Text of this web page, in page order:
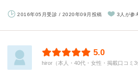
2016年05月受診 / 2020年09月投稿 3人が参
5.0
hiror（本人・40代・女性・掲載口コミ3